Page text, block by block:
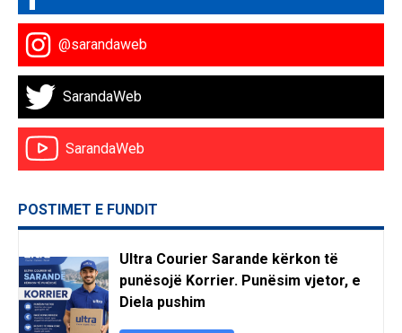
@sarandaweb
SarandaWeb
SarandaWeb
POSTIMET E FUNDIT
Ultra Courier Sarande kërkon të
punësojë Korrier. Punësim vjetor, e
Diela pushim